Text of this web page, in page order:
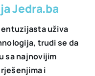
Jedra.ba
entuzijasta uživa
trudi se da
sa najnovijim
i